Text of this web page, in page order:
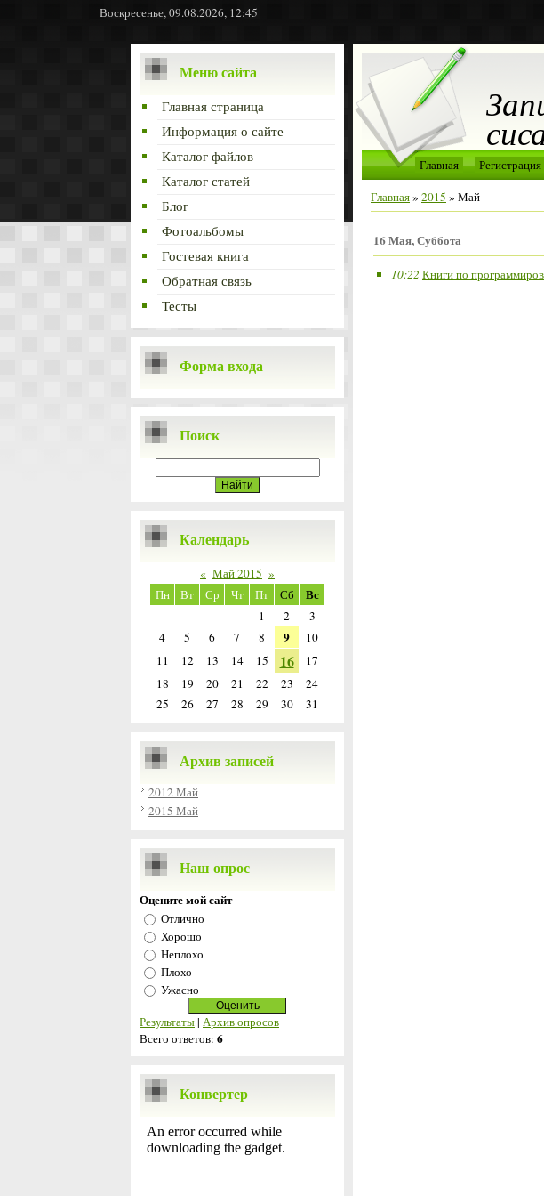
Воскресенье, 09.08.2026, 12:45
Меню сайта
Главная страница
Информация о сайте
Каталог файлов
Каталог статей
Блог
Фотоальбомы
Гостевая книга
Обратная связь
Тесты
Форма входа
Поиск
Календарь
« Май 2015 »
Пн
Вт Ср Чт Пт Сб Вс
1 2
3
4
5 6 7 8 9
10
11
12 13 14 15 16
17
18
19 20 21 22 23
24
25
26 27 28 29 30 31
Архив записей
2012 Май
2015 Май
Наш опрос
Оцените мой сайт
Отлично
Хорошо
Неплохо
Плохо
Ужасно
Результаты| Архив опросов
Всего ответов: 6
Конвертер
Главная Регистрация
Главная» 2015 » Май
16 Мая, Суббота
10:22 Книги по